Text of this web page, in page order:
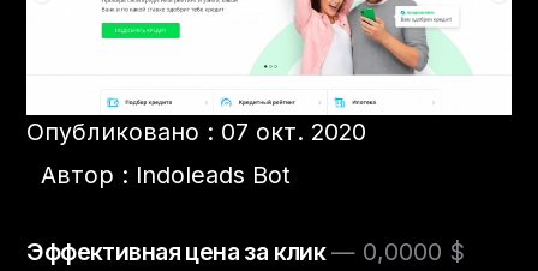
Опубликовано : 07 окт. 2020
Автор : Indoleads Bot
Эффективная цена за клик— 0,0000 $